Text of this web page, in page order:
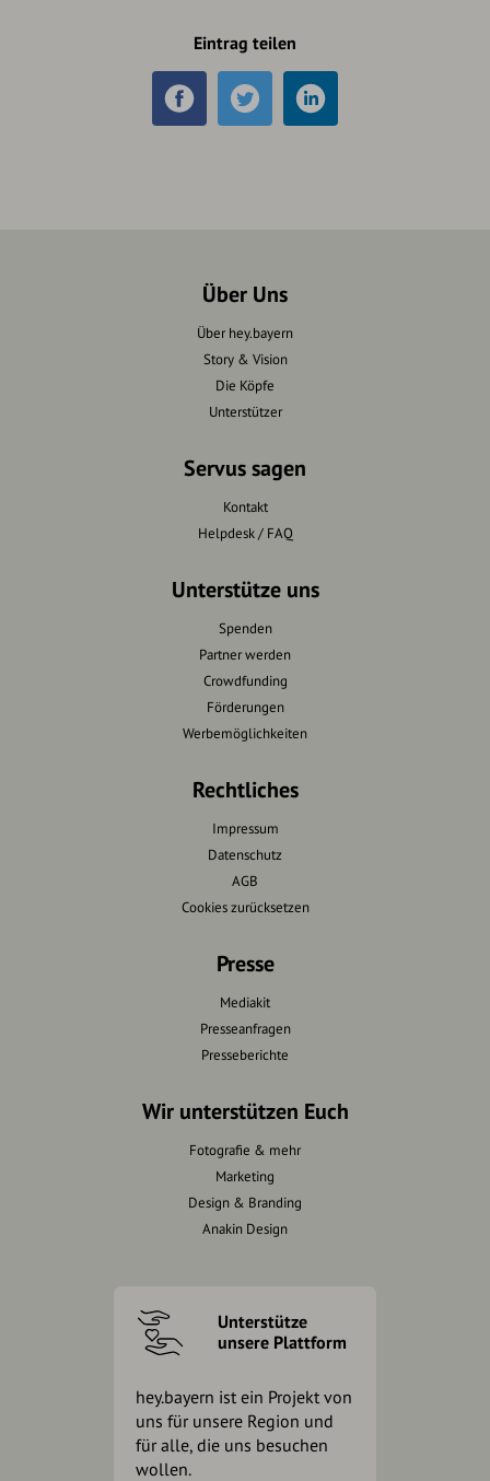
Eintrag teilen
Über Uns
Über hey.bayern
Story & Vision
Die Köpfe
Unterstützer
Servus sagen
Kontakt
Helpdesk / FAQ
Unterstütze uns
Spenden
Partner werden
Crowdfunding
Förderungen
Werbemöglichkeiten
Rechtliches
Impressum
Datenschutz
AGB
Cookies zurücksetzen
Presse
Mediakit
Presseanfragen
Presseberichte
Wir unterstützen Euch
Fotografie & mehr
Marketing
Design & Branding
Anakin Design
Unterstütze
unsere Plattform
hey.bayern ist ein Projekt von
uns für unsere Region und
für alle, die uns besuchen
wollen.